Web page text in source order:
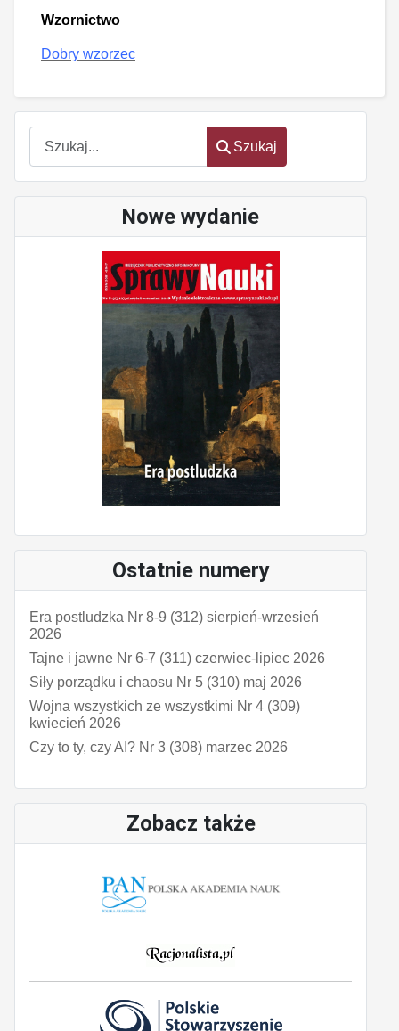
Szukaj
Szukaj
Nowe wydanie
Ostatnie numery
Era postludzka Nr 8-9 (312) sierpień-wrzesień
2026
Tajne i jawne Nr 6-7 (311) czerwiec-lipiec 2026
Siły porządku i chaosu Nr 5 (310) maj 2026
Wojna wszystkich ze wszystkimi Nr 4 (309)
kwiecień 2026
Czy to ty, czy AI? Nr 3 (308) marzec 2026
Zobacz także
Wzornictwo
Dobry wzorzec
software